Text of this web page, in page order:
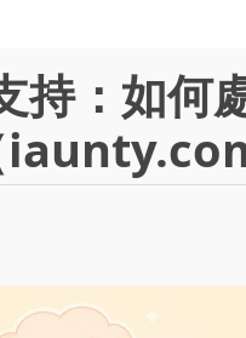
持：如何